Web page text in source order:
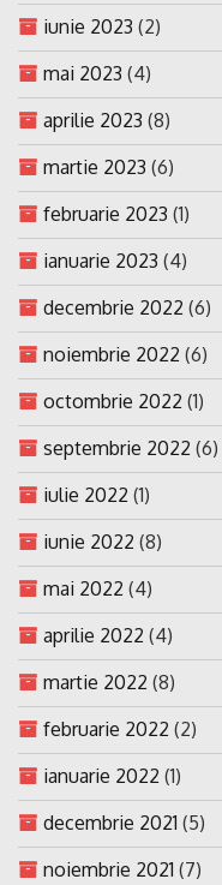
iunie 2023 (2)
mai 2023 (4)
aprilie 2023 (8)
martie 2023 (6)
februarie 2023 (1)
ianuarie 2023 (4)
decembrie 2022 (6)
noiembrie 2022 (6)
octombrie 2022 (1)
septembrie 2022 (6)
iulie 2022 (1)
iunie 2022 (8)
mai 2022 (4)
aprilie 2022 (4)
martie 2022 (8)
februarie 2022 (2)
ianuarie 2022 (1)
decembrie 2021 (5)
noiembrie 2021 (7)